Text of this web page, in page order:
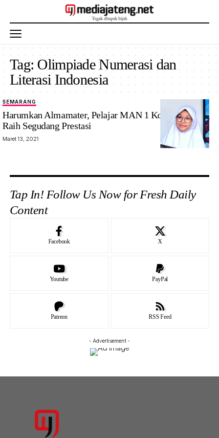
Tag: Olimpiade Numerasi dan
Literasi Indonesia
SEMARANG
Harumkan Almamater, Pelajar MAN 1 Kota Semarang
Raih Segudang Prestasi
Maret 13, 2021
Tap In! Follow Us Now for Fresh Daily
Content
Facebook X
Youtube PayPal
Patreon RSS Feed
- Advertisement -